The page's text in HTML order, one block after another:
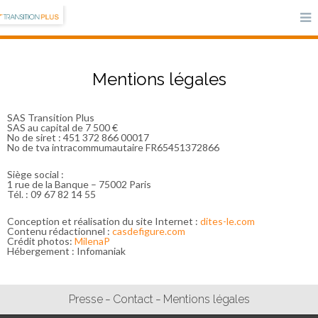
Mentions légales
SAS Transition Plus
SAS au capital de 7 500 €
No de siret : 451 372 866 00017
No de tva intracommumautaire FR65451372866
Siège social :
1 rue de la Banque – 75002 Paris
Tél. : ‭09 67 82 14 55‬
Conception et réalisation du site Internet : dites-le.com
Contenu rédactionnel : casdefigure.com
Crédit photos: MilenaP
Hébergement : Infomaniak
Presse– Contact – Mentions légales